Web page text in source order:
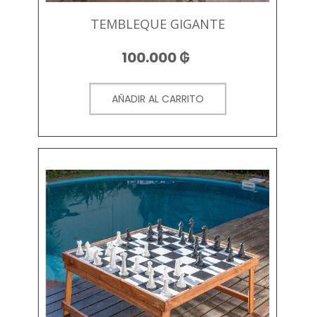
TEMBLEQUE GIGANTE
100.000₲
AÑADIR AL CARRITO